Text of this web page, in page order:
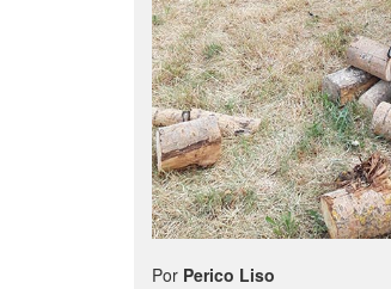
Por Perico Liso